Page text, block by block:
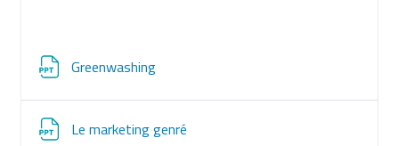
Greenwashing
Le marketing genré